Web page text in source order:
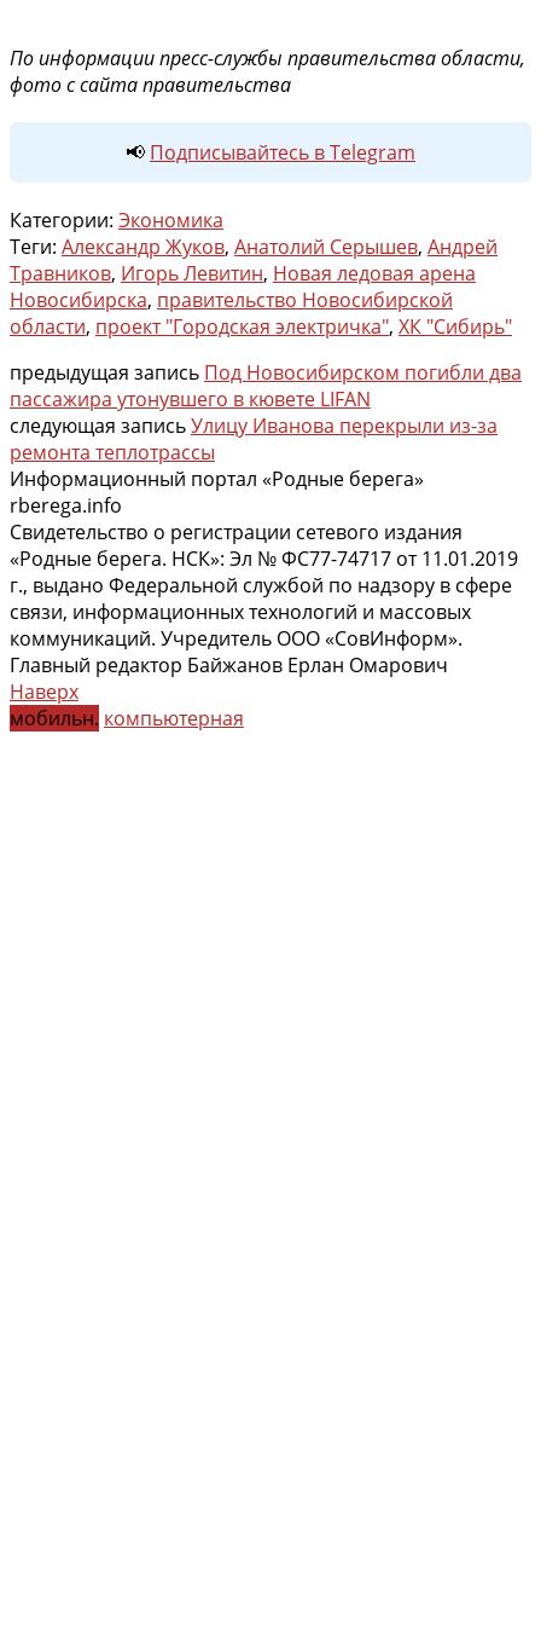
По информации пресс-службы правительства области,
фото с сайта правительства
📢 Подписывайтесь в Telegram
Категории: Экономика
Теги: Александр Жуков, Анатолий Серышев, Андрей
Травников, Игорь Левитин, Новая ледовая арена
Новосибирска, правительство Новосибирской
области, проект "Городская электричка", ХК "Сибирь"
предыдущая запись Под Новосибирском погибли два
пассажира утонувшего в кювете LIFAN
следующая записьУлицу Иванова перекрыли из-за
ремонта теплотрассы
Информационный портал «Родные берега»
rberega.info
Свидетельство о регистрации сетевого издания
«Родные берега. НСК»: Эл № ФС77-74717 от 11.01.2019
г., выдано Федеральной службой по надзору в сфере
связи, информационных технологий и массовых
коммуникаций. Учредитель ООО «СовИнформ».
Главный редактор Байжанов Ерлан Омарович
Наверх
мобильн. компьютерная